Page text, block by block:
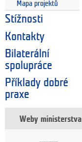
Mapa projektů
Stížnosti
Kontakty
Bilaterální
spolupráce
Příklady dobré
praxe
Weby ministerstva